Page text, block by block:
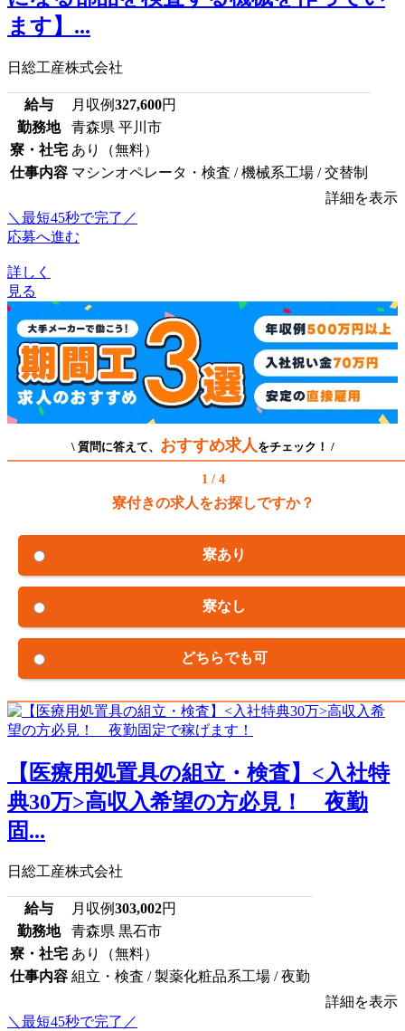
ます】...
日総工産株式会社
給与 月収例327,600円
勤務地
青森県 平川市
寮・社宅 あり（無料）
仕事内容 マシンオペレータ・検査 / 機械系工場 / 交替制
詳細を表示
＼最短45秒で完了／
応募へ進む
詳しく
見る
\ 質問に答えて、 おすすめ求人 をチェック！ /
1 / 4
寮付きの求人をお探しですか？
寮あり
寮なし
どちらでも可
【医療用処置具の組立・検査】<入社特
典30万>高収入希望の方必見！ 夜勤
固...
日総工産株式会社
給与 月収例303,002円
勤務地
青森県 黒石市
寮・社宅 あり（無料）
仕事内容 組立・検査 / 製薬化粧品系工場 / 夜勤
詳細を表示
＼最短45秒で完了／